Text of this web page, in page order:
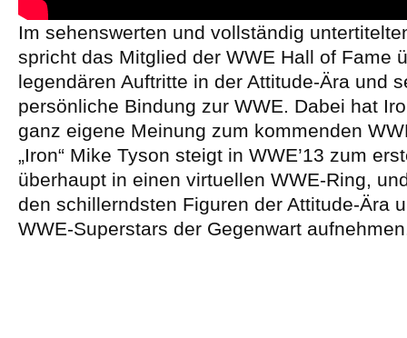
Im sehenswerten und vollständig
spricht das Mitglied der WWE Hall of Fame
legendären Auftritte in der Attitude-Ära und
persönliche Bindung zur WWE. Dabei hat
ganz eigene Meinung zum kommenden
„Iron“ Mike Tyson steigt in WWE’13 zum
überhaupt in einen virtuellen WWE-Ring,
den schillerndsten Figuren der Attitude-Ära
WWE-Superstars der Gegenwart